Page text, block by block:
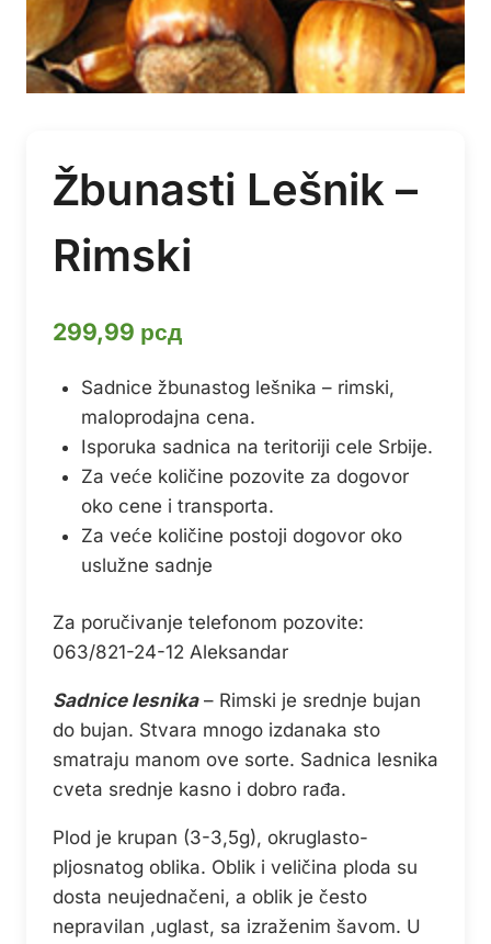
Žbunasti Lešnik –
Rimski
299,99 рсд
Sadnice žbunastog lešnika – rimski,
maloprodajna cena.
Isporuka sadnica na teritoriji cele Srbije.
Za veće količine pozovite za dogovor
oko cene i transporta.
Za veće količine postoji dogovor oko
uslužne sadnje
Za poručivanje telefonom pozovite:
063/821-24-12 Aleksandar
Sadnice lesnika– Rimski je srednje bujan
do bujan. Stvara mnogo izdanaka sto
smatraju manom ove sorte. Sadnica lesnika
cveta srednje kasno i dobro rađa.
Plod je krupan (3-3,5g), okruglasto-
pljosnatog oblika. Oblik i veličina ploda su
dosta neujednačeni, a oblik je često
nepravilan ,uglast, sa izraženim šavom. U